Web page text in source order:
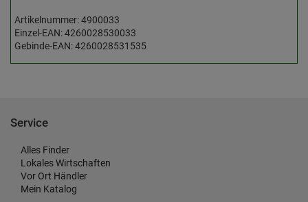
Artikelnummer: 4900033
Einzel-EAN: 4260028530033
Gebinde-EAN: 4260028531535
Service
Alles Finder
Lokales Wirtschaften
Vor Ort Händler
Mein Katalog